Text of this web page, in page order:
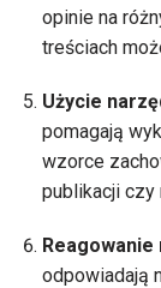
opinie na
treściach
Użycie
pomagają
wzorce
publikacji czy
odpowiadają